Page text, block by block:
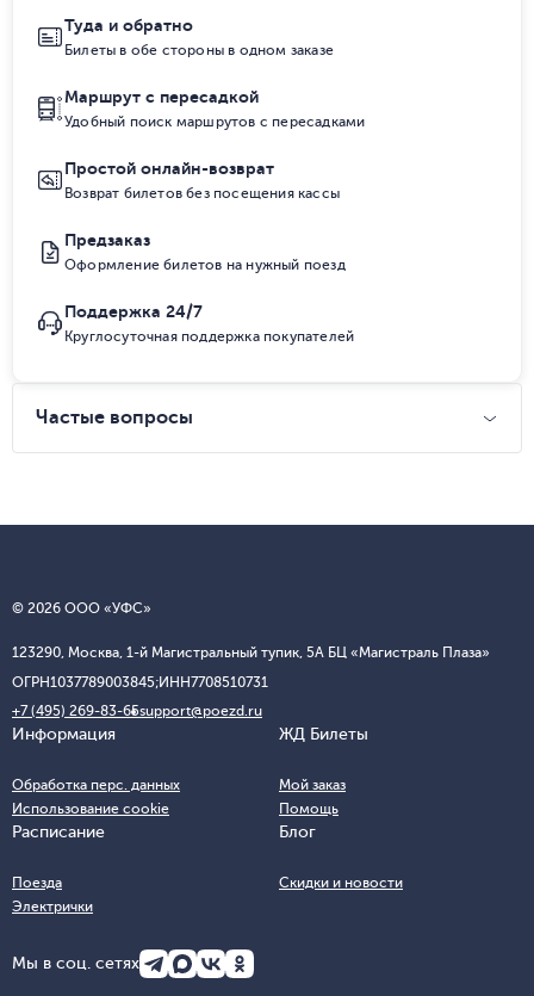
Туда и обратно
Билеты в обе стороны в одном заказе
Маршрут с пересадкой
Удобный поиск маршрутов с пересадками
Простой онлайн-возврат
Возврат билетов без посещения кассы
Предзаказ
Оформление билетов на нужный поезд
Поддержка 24/7
Круглосуточная поддержка покупателей
Частые вопросы
© 2026 ООО «УФС»
123290, Москва, 1-й Магистральный тупик, 5А БЦ «Магистраль Плаза»
ОГРН1037789003845;ИНН7708510731
+7 (495) 269-83-65support@poezd.ru
Информация
Обработка перс. данных
Использование cookie
ЖД Билеты
Мой заказ
Помощь
Расписание
Поезда
Электрички
Блог
Скидки и новости
Мы в соц. сетях